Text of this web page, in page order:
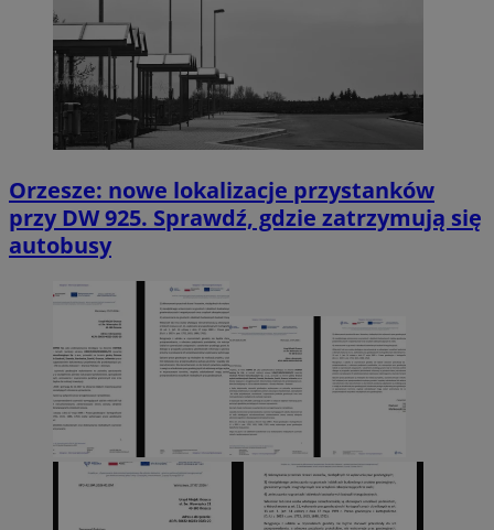
Orzesze: nowe lokalizacje przystanków
przy DW 925. Sprawdź, gdzie zatrzymują się
autobusy